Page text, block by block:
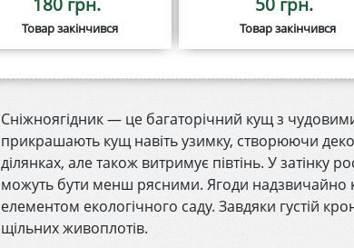
Сніжноягідник — це багаторічний кущ з
прикрашають кущ навіть узимку, створюючи
ділянках, але також витримує півтінь. У затінку
можуть бути менш рясними. Ягоди надзвичайно
елементом екологічного саду. Завдяки густій
щільних живоплотів.
Товар закінчився Товар закінчився